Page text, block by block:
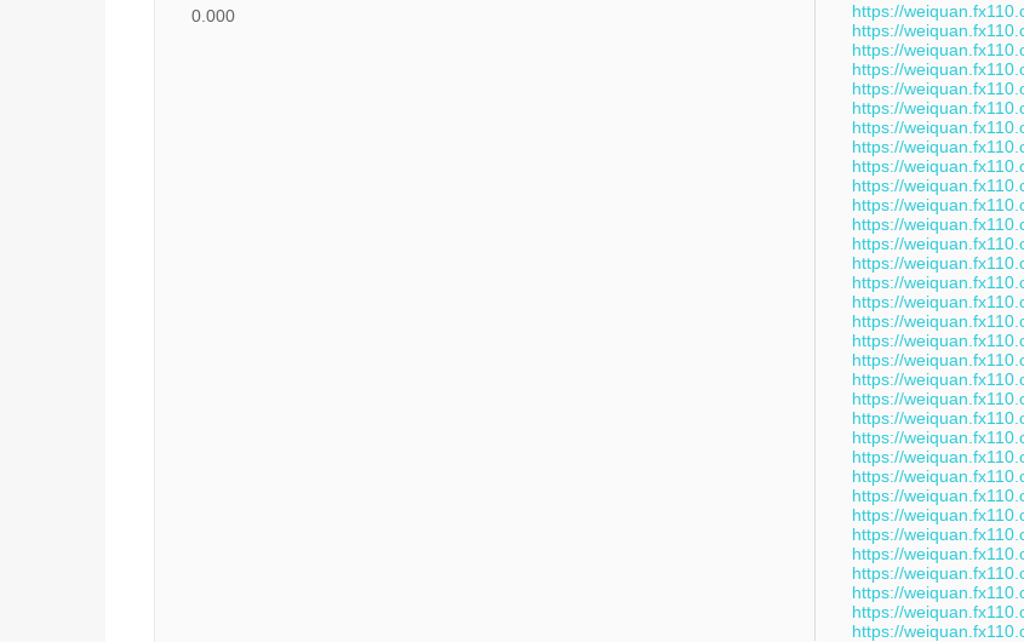
0.000
https://
https://
https://
https://
https://
https://
https://
https://
https://
https://
https://
https://
https://
https://
https://
https://
https://
https://
https://
https://
https://
https://
https://
https://
https://
https://
https://
https://
https://
https://
https://
https://
https://